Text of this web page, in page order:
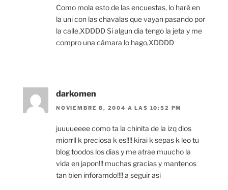
Como mola esto de las encuestas, lo haré en
la uni con las chavalas que vayan pasando por
la calle,XDDDD Si algun dia tengo la jeta y me
compro una cámara lo hago,XDDDD
darkomen
NOVIEMBRE 8, 2004 A LAS 10:52 PM
juuuueeee como ta la chinita de la izq dios
miorrll k preciosa k es!!!! kirai k sepas k leo tu
blog toodos los dias y me atrae muucho la
vida en japon!!! muchas gracias y mantenos
tan bien inforamdo!!!! a seguir asi